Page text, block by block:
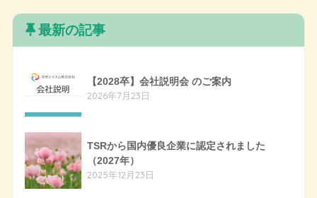
最新の記事
【2028卒】会社説明会 のご案内
2026年7月23日
TSRから国内優良企業に認定されました
（2027年）
2025年12月23日